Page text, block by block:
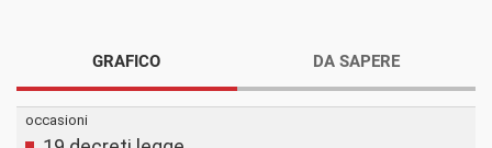
GRAFICO DA SAPERE